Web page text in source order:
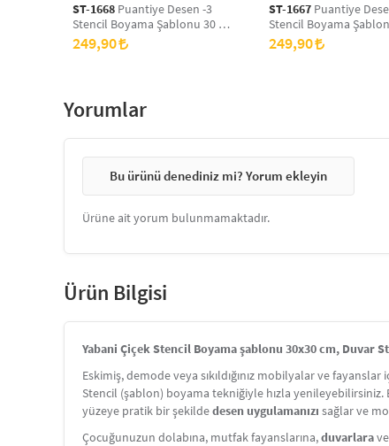
ST-1668 Puantiye Desen -3
Stencil Boyama Şablonu 30 x
30 cm, Duvar Stencil, Fayans
Stencil, Mobilya Stencil
249,90
ST-1667 Puantiye
Stencil Boyama
30 cm, Duvar Stencil,
Stencil, Mobilya Stencil
249,90
Yorumlar
Bu ürünü denediniz mi? Yorum ekleyin
Ürüne ait yorum bulunmamaktadır.
Ürün Bilgisi
Yabani Çiçek Stencil Boyama şablonu 30x30 cm, Duvar
Eskimiş, demode veya sıkıldığınız mobilyalar ve
Stencil (şablon) boyama tekniğiyle hızla yenileyebilirsiniz.
yüzeye pratik bir şekildedesen uygulamanızı sağlar ve
Çocuğunuzun dolabına, mutfak fayanslarına,duvarlara